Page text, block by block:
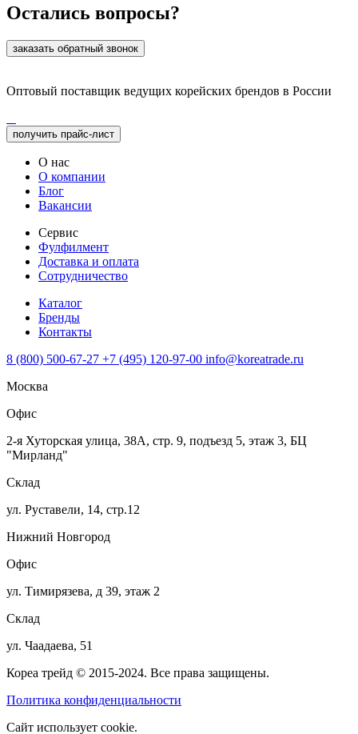
Остались вопросы?
заказать обратный звонок
Оптовый поставщик ведущих корейских брендов в России
получить прайс-лист
О нас
О компании
Блог
Вакансии
Сервис
Фулфилмент
Доставка и оплата
Сотрудничество
Каталог
Бренды
Контакты
8 (800) 500-67-27 +7 (495) 120-97-00 info@koreatrade.ru
Москва
Офис
2-я Хуторская улица, 38А, стр. 9, подъезд 5, этаж 3, БЦ
"Мирланд"
Склад
ул. Руставели, 14, стр.12
Нижний Новгород
Офис
ул. Тимирязева, д 39, этаж 2
Склад
ул. Чаадаева, 51
Кореа трейд © 2015-2024. Все права защищены.
Политика конфиденциальности
Сайт использует cookie.